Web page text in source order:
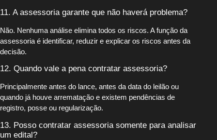
11. A assessoria garante que não haverá problema?
Não. Nenhuma análise elimina todos os riscos. A função da
assessoria é identificar, reduzir e explicar os riscos antes da
decisão.
12. Quando vale a pena contratar assessoria?
Principalmente antes do lance, antes da data do leilão ou
quando já houve arrematação e existem pendências de
registro, posse ou regularização.
13. Posso contratar assessoria somente para analisar
um edital?